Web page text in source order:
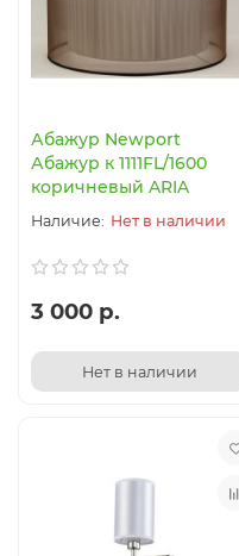
Абажур Newport
Абажур к 1111FL/1600
коричневый ARIA
Нет в наличии
3 000 р.
Нет в наличии